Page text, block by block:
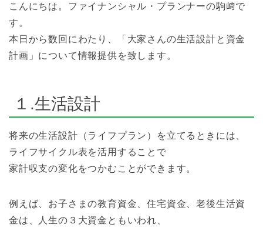
こんにちは。ファイナンシャル・プランナーの駒﨑で
す。
本日から数回にわたり、「 大家 さんの生活設計と資金
計画」について情報提供を致します。
１.生活設計
将来の生活設計（ライフプラン）を立てるときには、
ライフサイク ル表を活用することで
家計収支の変化をつかむことができます。
例えば、お子さまの教育資金、住宅資金、老後生活資
金は、人生の ３大資金ともいわれ、